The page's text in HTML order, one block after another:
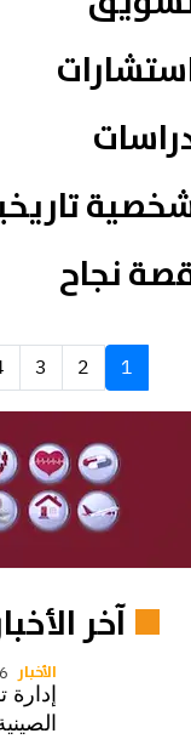
نجاح
1
2
3
آخر
الأخبار